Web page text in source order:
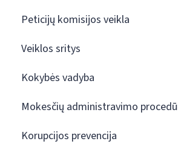
Peticijų komisijos veikla
Veiklos sritys
Kokybės vadyba
Mokesčių administravimo
Korupcijos prevencija